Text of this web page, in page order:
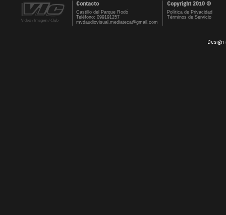
Contacto Copyright 2010 ©
Castillo del Parque Rodó
Teléfono: 099191257
mvdaudiovisual.mediateca@gmail.com
Política de Privacidad
Términos de Servicio